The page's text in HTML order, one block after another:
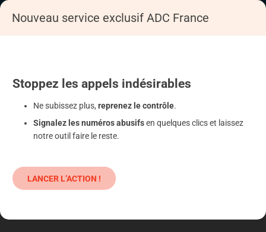
Nouveau service exclusif ADC France
Stoppez les appels indésirables
Ne subissez plus, reprenez le contrôle.
Signalez les numéros abusifsen quelques clics et laissez
notre outil faire le reste.
LANCER L’ACTION !